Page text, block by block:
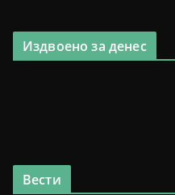
Издвоено за денес
Вести